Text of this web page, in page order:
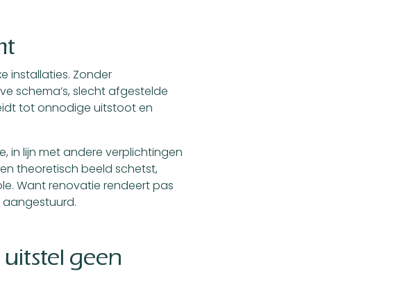
installaties. Zonder
schema’s, slecht afgestelde
tot onnodige uitstoot en
in lijn met andere verplichtingen
theoretisch beeld schetst,
Want renovatie rendeert pas
geen